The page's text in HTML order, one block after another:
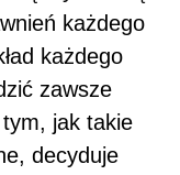
każdego
każdego
zawsze
jak takie
decyduje